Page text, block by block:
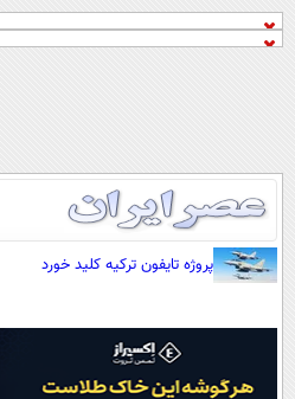
صفحه اول
آرشیو
نظرسنجی
پروژه تایفون ترکیه کلید خورد